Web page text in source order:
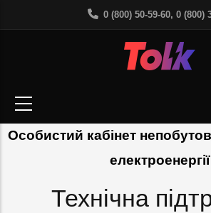
0 (800) 50-59-60, 0 (800)
Особистий кабінет
електроенергії
Технічна